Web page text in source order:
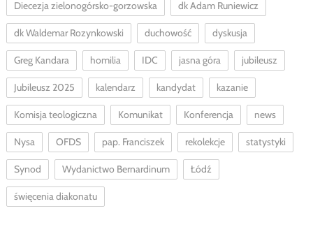
Diecezja zielonogórsko-gorzowska dk Adam Runiewicz
dk Waldemar Rozynkowski duchowość dyskusja
Greg Kandara homilia IDC jasna góra jubileusz
Jubileusz 2025 kalendarz kandydat kazanie
Komisja teologiczna Komunikat Konferencja news
Nysa OFDS pap. Franciszek rekolekcje statystyki
Synod Wydanictwo Bernardinum Łódź
święcenia diakonatu